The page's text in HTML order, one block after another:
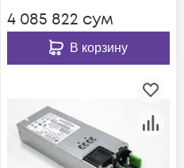
4 085 822 сум
В корзину